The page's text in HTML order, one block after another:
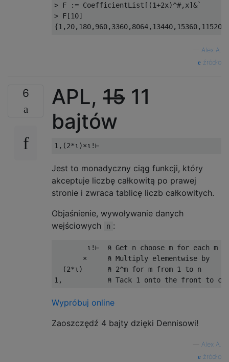
> F := CoefficientList[(1+2x)^#,x]&`
> F[10]
Alex A.
źródło
6 APL, 15 11
bajtów
Jest to monadyczny ciąg funkcji, który
akceptuje liczbę całkowitą po prawej
stronie i zwraca tablicę liczb całkowitych.
Objaśnienie, wywoływanie danych
wejściowych
n :
⍳!⊢  ⍝ Get n choose m for each m
       ×     ⍝ Multiply elementwise by
  (2*⍳)      ⍝ 2^m for m from 1 to n
Wypróbuj online
Zaoszczędź 4 bajty dzięki Dennisowi!
Alex A.
źródło